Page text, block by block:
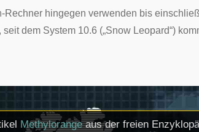
-Rechner hingegen verwenden bis
seit dem System 10.6 („Snow Leopard“)
Methylorangeaus der freien